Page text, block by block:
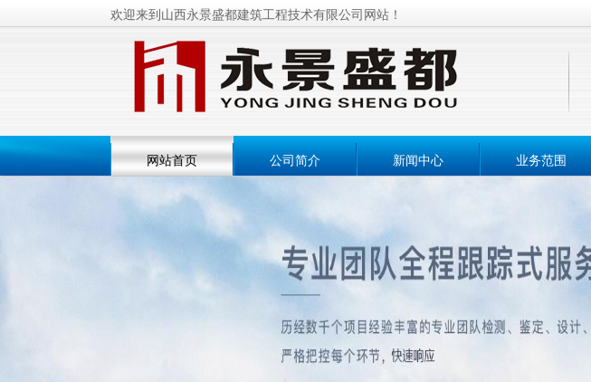
欢迎来到山西永景盛都建筑工程技术有限公司网站！
网站首页 公司简介 新闻中心 业务范围